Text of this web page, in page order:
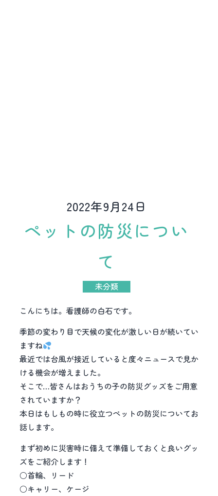
2022年9月24日
ペットの防災につい
て
未分類
こんにちは。看護師の白石です。
季節の変わり目で天候の変化が激しい日が続いてい
ますね
最近では台風が接近していると度々ニュースで見か
ける機会が増えました。
そこで…皆さんはおうちの子の防災グッズをご用意
されていますか？
本日はもしもの時に役立つペットの防災についてお
話します。
まず初めに災害時に備えて準備しておくと良いグッ
ズをご紹介します！
○首輪、リード
○キャリー、ケージ